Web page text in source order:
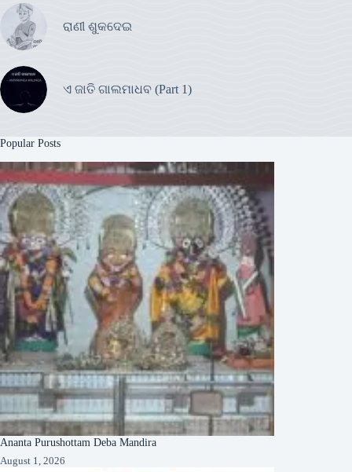
ରାଣୀ ଶୁକଦେଇ
ଏ ଜାତି ଗାଲମାଧବ (Part 1)
Popular Posts
Ananta Purushottam Deba Mandira
August 1, 2026